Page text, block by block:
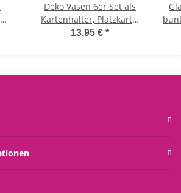
-
Deko Vasen 6er Set als
Kartenhalter, Platzkarte,
Tischdeko für
13,95 € *